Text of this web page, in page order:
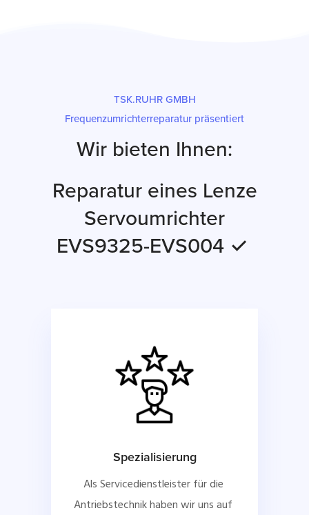
TSK.RUHR GMBH
Frequenzumrichterreparatur präsentiert
Wir bieten Ihnen:
Reparatur eines Lenze
Servoumrichter
EVS9325-EVS004 ✓
Spezialisierung
Als Servicedienstleister für die
Antriebstechnik haben wir uns auf